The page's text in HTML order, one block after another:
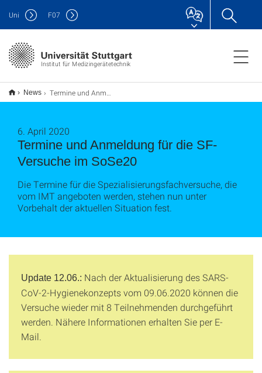
Institut für Medizingerätetechnik
Uni F07
News Termine und Anmeldung für die SF-Versuche im SoSe20
Termine und Anmeldung für die SF-
Versuche im SoSe20
6. April 2020
Die Termine für die Spezialisierungsfachversuche, die
vom IMT angeboten werden, stehen nun unter
Vorbehalt der aktuellen Situation fest.
Update 12.06.: Nach der Aktualisierung des SARS-
CoV-2-Hygienekonzepts vom 09.06.2020 können die
Versuche wieder mit 8 Teilnehmenden durchgeführt
werden. Nähere Informationen erhalten Sie per E-
Mail.